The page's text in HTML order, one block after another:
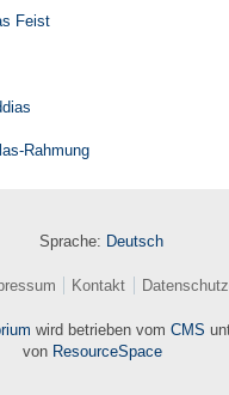
Feist
Rahmung
Sprache: Deutsch
Kontakt
wird betrieben vom CMS
von ResourceSpace